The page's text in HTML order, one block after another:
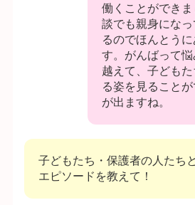
働くことができ
談でも親身にな
るのでほんとう
す。がんばって
越えて、子ども
る姿を見ること
が出ますね。
子どもたち・保護者の人たち
エピソードを教えて！